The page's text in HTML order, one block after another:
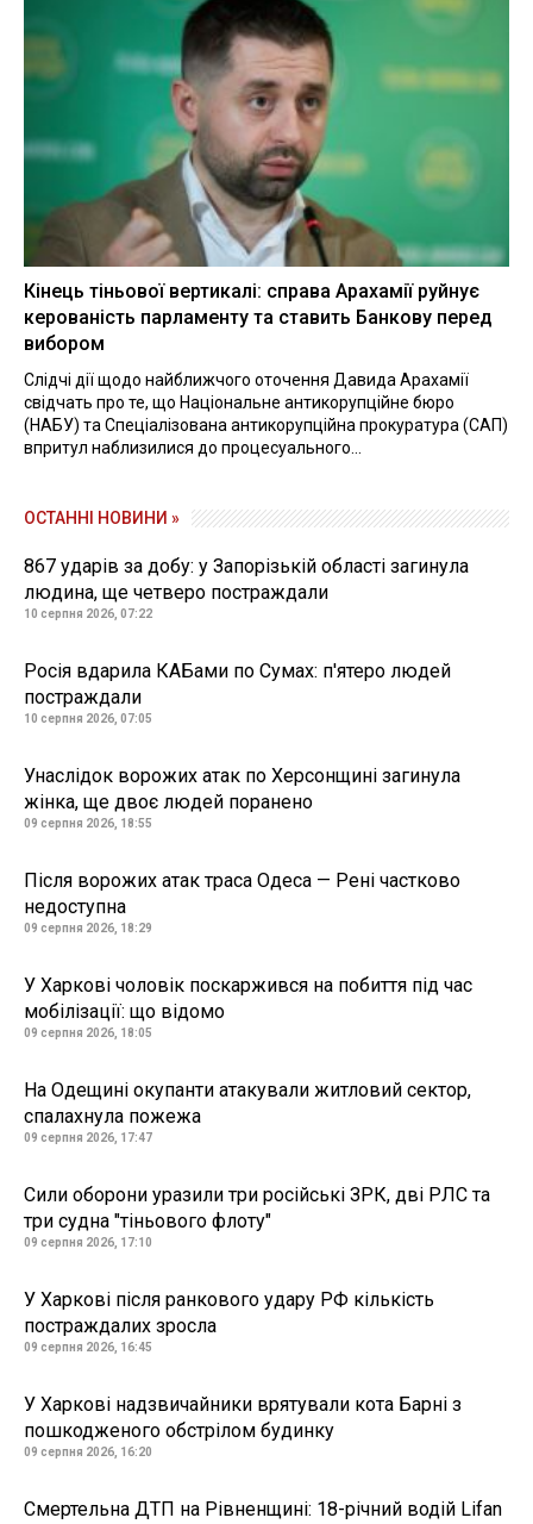
Кінець тіньової вертикалі: справа Арахамії руйнує
керованість парламенту та ставить Банкову перед
вибором
Слідчі дії щодо найближчого оточення Давида Арахамії
свідчать про те, що Національне антикорупційне бюро
(НАБУ) та Спеціалізована антикорупційна прокуратура (САП)
впритул наблизилися до процесуального...
ОСТАННІ НОВИНИ »
867 ударів за добу: у Запорізькій області загинула
людина, ще четверо постраждали
10 серпня 2026, 07:22
Росія вдарила КАБами по Сумах: п'ятеро людей
постраждали
10 серпня 2026, 07:05
Унаслідок ворожих атак по Херсонщині загинула
жінка, ще двоє людей поранено
09 серпня 2026, 18:55
Після ворожих атак траса Одеса — Рені частково
недоступна
09 серпня 2026, 18:29
У Харкові чоловік поскаржився на побиття під час
мобілізації: що відомо
09 серпня 2026, 18:05
На Одещині окупанти атакували житловий сектор,
спалахнула пожежа
09 серпня 2026, 17:47
Сили оборони уразили три російські ЗРК, дві РЛС та
три судна "тіньового флоту"
09 серпня 2026, 17:10
У Харкові після ранкового удару РФ кількість
постраждалих зросла
09 серпня 2026, 16:45
У Харкові надзвичайники врятували кота Барні з
пошкодженого обстрілом будинку
09 серпня 2026, 16:20
Смертельна ДТП на Рівненщині: 18-річний водій Lifan